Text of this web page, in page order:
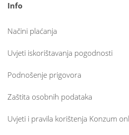
Info
Načini plaćanja
Uvjeti iskorištavanja pogodnosti
Podnošenje prigovora
Zaštita osobnih podataka
Uvjeti i pravila korištenja Konzum